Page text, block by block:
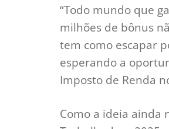
“Todo mundo que
milhões de bônus
tem como escapar
esperando a
Imposto de Renda
Como a ideia ainda